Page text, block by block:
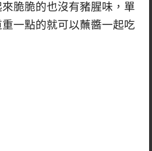
脆脆的也沒有豬腥味，單
一點的就可以蘸醬一起吃